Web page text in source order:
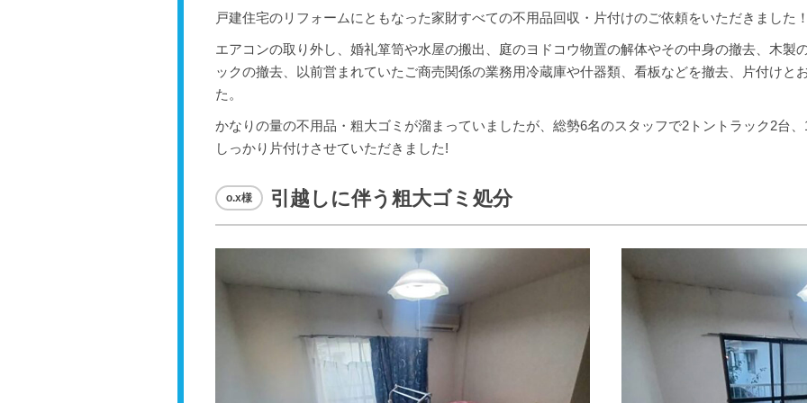
戸建住宅のリフォームにともなった家財すべての不用品回収・片付けのご依頼をいただきました
エアコンの取り外し、婚礼箪笥や水屋の搬出、庭のヨドコウ物置の解体やその中身の撤去、木製
ックの撤去、以前営まれていたご商売関係の業務用冷蔵庫や什器類、看板などを撤去、片付けと
た。
かなりの量の不用品・粗大ゴミが溜まっていましたが、総勢6名のスタッフで2トントラック2台
しっかり片付けさせていただきました!
o.x様 引越しに伴う粗大ゴミ処分